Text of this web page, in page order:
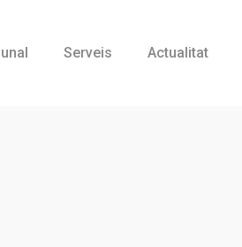
Serveis Actualitat